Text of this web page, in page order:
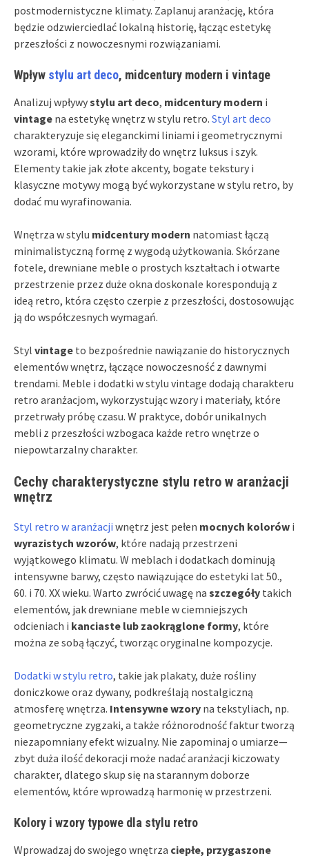
postmodernistyczne klimaty. Zaplanuj aranżację, która
będzie odzwierciedlać lokalną historię, łącząc estetykę
przeszłości z nowoczesnymi rozwiązaniami.
Wpływ stylu art deco, midcentury modern i vintage
Analizuj wpływystylu art deco, midcentury modern i
vintage na estetykę wnętrz w stylu retro. Styl art deco
charakteryzuje się eleganckimi liniami i geometrycznymi
wzorami, które wprowadziły do wnętrz luksus i szyk.
Elementy takie jak złote akcenty, bogate tekstury i
klasyczne motywy mogą być wykorzystane w stylu retro, by
dodać mu wyrafinowania.
Wnętrza w stylu midcentury modern natomiast łączą
minimalistyczną formę z wygodą użytkowania. Skórzane
fotele, drewniane meble o prostych kształtach i otwarte
przestrzenie przez duże okna doskonale korespondują z
ideą retro, która często czerpie z przeszłości, dostosowując
ją do współczesnych wymagań.
Styl vintage to bezpośrednie nawiązanie do historycznych
elementów wnętrz, łączące nowoczesność z dawnymi
trendami. Meble i dodatki w stylu vintage dodają charakteru
retro aranżacjom, wykorzystując wzory i materiały, które
przetrwały próbę czasu. W praktyce, dobór unikalnych
mebli z przeszłości wzbogaca każde retro wnętrze o
niepowtarzalny charakter.
Cechy charakterystyczne stylu retro w aranżacji
wnętrz
Styl retro w aranżacji wnętrz jest pełen mocnych kolorów i
wyrazistych wzorów, które nadają przestrzeni
wyjątkowego klimatu. W meblach i dodatkach dominują
intensywne barwy, często nawiązujące do estetyki lat 50.,
60. i 70. XX wieku. Warto zwrócić uwagę na szczegóły takich
elementów, jak drewniane meble w ciemniejszych
odcieniach i kanciaste lub zaokrąglone formy, które
można ze sobą łączyć, tworząc oryginalne kompozycje.
Dodatki w stylu retro, takie jak plakaty, duże rośliny
doniczkowe oraz dywany, podkreślają nostalgiczną
atmosferę wnętrza. Intensywne wzory na tekstyliach, np.
geometryczne zygzaki, a także różnorodność faktur tworzą
niezapomniany efekt wizualny. Nie zapominaj o umiarze—
zbyt duża ilość dekoracji może nadać aranżacji kiczowaty
charakter, dlatego skup się na starannym doborze
elementów, które wprowadzą harmonię w przestrzeni.
Kolory i wzory typowe dla stylu retro
Wprowadzaj do swojego wnętrza ciepłe, przygaszone